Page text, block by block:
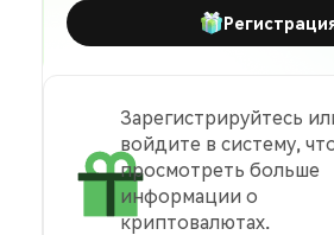
Зарегистрируйтесь
войдите в систему,
просмотреть больше
информации о
криптовалютах.